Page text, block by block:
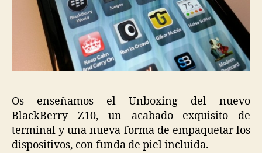
Os enseñamos el Unboxing del nuevo
BlackBerry Z10, un acabado exquisito de
terminal y una nueva forma de empaquetar los
dispositivos, con funda de piel incluida.